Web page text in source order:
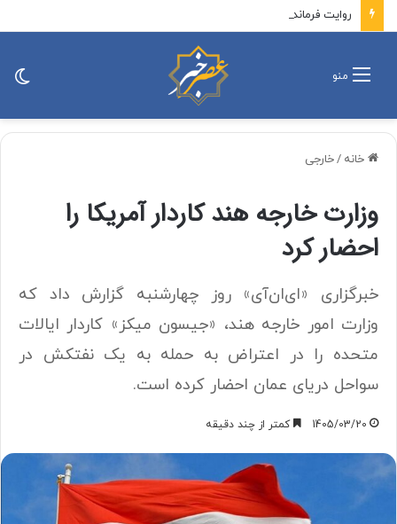
منو
خانه /خارجی
وزارت خارجه هند کاردار آمریکا را
احضار کرد
خبرگزاری «ای‌ان‌آی» روز چهارشنبه گزارش داد که
وزارت امور خارجه هند، «جیسون میکز» کاردار ایالات
متحده را در اعتراض به حمله به یک نفتکش در
سواحل دریای عمان احضار کرده است.
1405/03/20 کمتر از چند دقیقه